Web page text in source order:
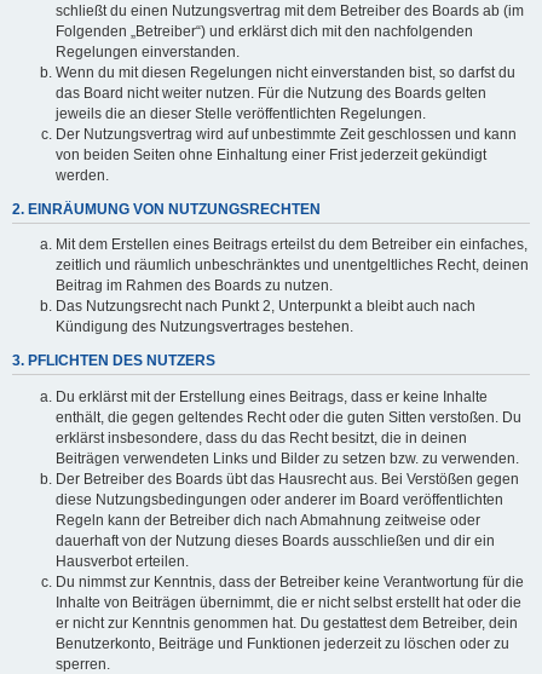
schließt du einen Nutzungsvertrag mit dem Betreiber des Boards ab (im
Folgenden „Betreiber“) und erklärst dich mit den nachfolgenden
Regelungen einverstanden.
Wenn du mit diesen Regelungen nicht einverstanden bist, so darfst du
das Board nicht weiter nutzen. Für die Nutzung des Boards gelten
jeweils die an dieser Stelle veröffentlichten Regelungen.
Der Nutzungsvertrag wird auf unbestimmte Zeit geschlossen und kann
von beiden Seiten ohne Einhaltung einer Frist jederzeit gekündigt
werden.
2. EINRÄUMUNG VON NUTZUNGSRECHTEN
Mit dem Erstellen eines Beitrags erteilst du dem Betreiber ein einfaches,
zeitlich und räumlich unbeschränktes und unentgeltliches Recht, deinen
Beitrag im Rahmen des Boards zu nutzen.
Das Nutzungsrecht nach Punkt 2, Unterpunkt a bleibt auch nach
Kündigung des Nutzungsvertrages bestehen.
3. PFLICHTEN DES NUTZERS
Du erklärst mit der Erstellung eines Beitrags, dass er keine Inhalte
enthält, die gegen geltendes Recht oder die guten Sitten verstoßen. Du
erklärst insbesondere, dass du das Recht besitzt, die in deinen
Beiträgen verwendeten Links und Bilder zu setzen bzw. zu verwenden.
Der Betreiber des Boards übt das Hausrecht aus. Bei Verstößen gegen
diese Nutzungsbedingungen oder anderer im Board veröffentlichten
Regeln kann der Betreiber dich nach Abmahnung zeitweise oder
dauerhaft von der Nutzung dieses Boards ausschließen und dir ein
Hausverbot erteilen.
Du nimmst zur Kenntnis, dass der Betreiber keine Verantwortung für die
Inhalte von Beiträgen übernimmt, die er nicht selbst erstellt hat oder die
er nicht zur Kenntnis genommen hat. Du gestattest dem Betreiber, dein
Benutzerkonto, Beiträge und Funktionen jederzeit zu löschen oder zu
sperren.